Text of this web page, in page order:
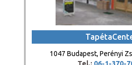
1047 Budapest, Perényi